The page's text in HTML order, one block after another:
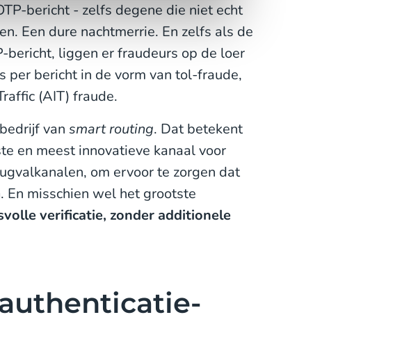
bericht - zelfs degene die niet echt
Een dure nachtmerrie. En zelfs als de
bericht, liggen er fraudeurs op de loer
per bericht in de vorm van tol-fraude,
(AIT) fraude.
van smart routing. Dat betekent
en meest innovatieve kanaal voor
om ervoor te zorgen dat
En misschien wel het grootste
verificatie, zonder additionele